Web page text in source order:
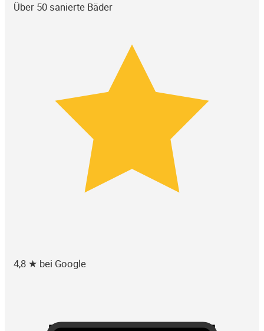
Über 50 sanierte Bäder
4,8 ★ bei Google